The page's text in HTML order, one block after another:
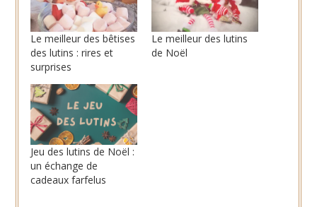
Le meilleur des bêtises
des lutins : rires et
surprises
Le meilleur des lutins
de Noël
Jeu des lutins de Noël :
un échange de
cadeaux farfelus